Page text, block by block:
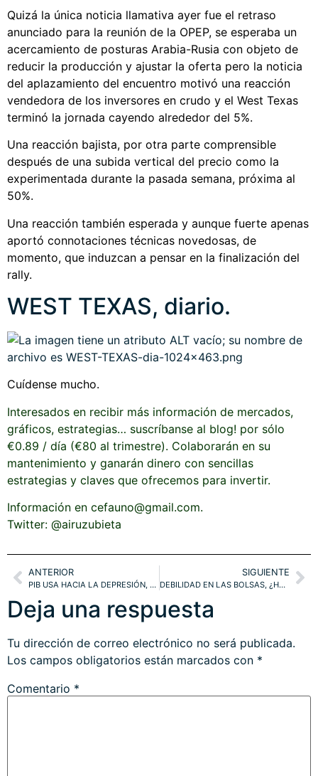
Quizá la única noticia llamativa ayer fue el retraso
anunciado para la reunión de la OPEP, se esperaba un
acercamiento de posturas Arabia-Rusia con objeto de
reducir la producción y ajustar la oferta pero la noticia
del aplazamiento del encuentro motivó una reacción
vendedora de los inversores en crudo y el West Texas
terminó la jornada cayendo alrededor del 5%.
Una reacción bajista, por otra parte comprensible
después de una subida vertical del precio como la
experimentada durante la pasada semana, próxima al
50%.
Una reacción también esperada y aunque fuerte apenas
aportó connotaciones técnicas novedosas, de
momento, que induzcan a pensar en la finalización del
rally.
WEST TEXAS, diario.
Cuídense mucho.
Interesados en recibir más información de mercados,
gráficos, estrategias… suscríbanse al blog! por sólo
€0.89 / día (€80 al trimestre). Colaborarán en su
mantenimiento y ganarán dinero con sencillas
estrategias y claves que ofrecemos para invertir.
Información en cefauno@gmail.com.
Twitter: @airuzubieta
ANTERIOR
PIB USA HACIA LA DEPRESIÓN, BENEFICIOS EMPRESARIALES BAJO LA TORMENTA. ¿POR QUÉ LAS BOLSAS Y EL CRUDO SUBEN?. ESTRATEGIAS ARRIBA FUERTE, +20%.
SIGUIENTE
DEBILIDAD EN LAS BOLSAS, ¿HA FINALIZADO EL REBOTE?. TÉCNICOS Y PROYECCIONES DOW, NASDAQ, NYSE, DAX, IBEX. WEST TEXAS.
Deja una respuesta
Tu dirección de correo electrónico no será publicada.
Los campos obligatorios están marcados con *
Comentario *